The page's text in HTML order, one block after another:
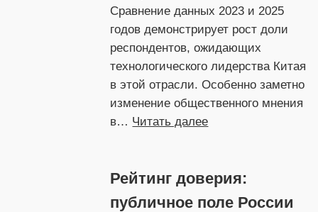
Сравнение данных 2023 и 2025
годов демонстрирует рост доли
респондентов, ожидающих
технологического лидерства Китая
в этой отрасли. Особенно заметно
изменение общественного мнения
в… Читать далее:
лидером
электромобилей
Рейтинг доверия:
публичное поле России